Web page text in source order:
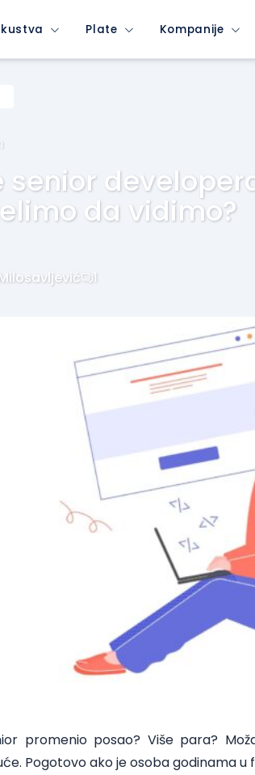
Plate Kompanije
senior
da vidimo?
1
promenio posao? Više para?
Pogotovo ako je osoba godinama u